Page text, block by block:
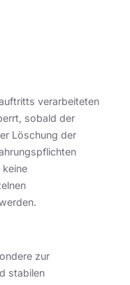
verarbeiteten
sobald der
Löschung der
zur
stabilen